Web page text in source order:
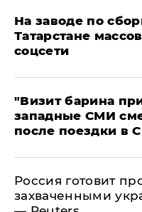
На заводе по
Татарстане
соцсети
"Визит барина
западные СМИ
после поездки в
​Россия готовит
захваченными